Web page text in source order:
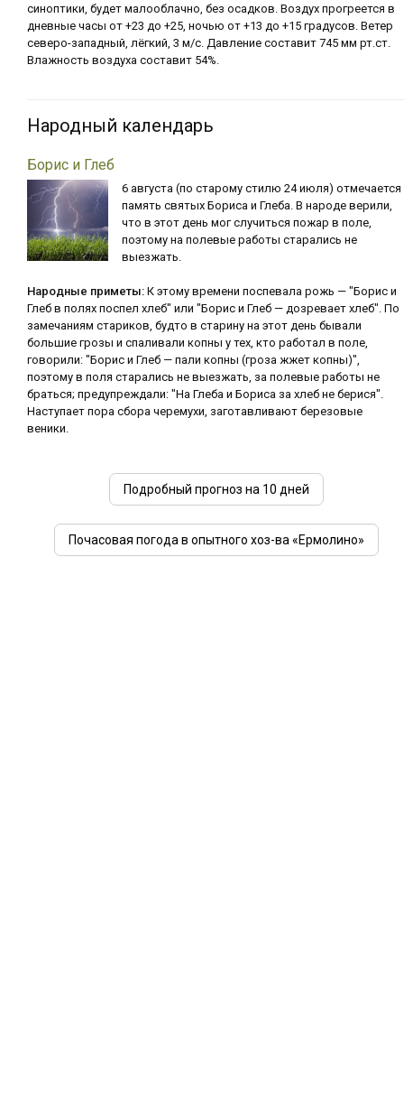
синоптики, будет малооблачно, без осадков. Воздух прогреется в
дневные часы от +23 до +25, ночью от +13 до +15 градусов. Ветер
северо-западный, лёгкий, 3 м/с. Давление составит 745 мм рт.ст.
Влажность воздуха составит 54%.
Народный календарь
Борис и Глеб
6 августа (по старому стилю 24 июля) отмечается
память святых Бориса и Глеба. В народе верили,
что в этот день мог случиться пожар в поле,
поэтому на полевые работы старались не
выезжать.
Народные приметы: К этому времени поспевала рожь — "Борис и
Глеб в полях поспел хлеб" или "Борис и Глеб — дозревает хлеб". По
замечаниям стариков, будто в старину на этот день бывали
большие грозы и спаливали копны у тех, кто работал в поле,
говорили: "Борис и Глеб — пали копны (гроза жжет копны)",
поэтому в поля старались не выезжать, за полевые работы не
браться; предупреждали: "На Глеба и Бориса за хлеб не берися".
Наступает пора сбора черемухи, заготавливают березовые
веники.
Подробный прогноз на 10 дней
Почасовая погода в опытного хоз-ва «Ермолино»